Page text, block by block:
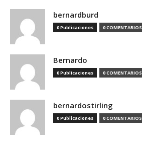
bernardburd
0 Publicaciones 0 COMENTARIOS
Bernardo
0 Publicaciones 0 COMENTARIOS
bernardostirling
0 Publicaciones 0 COMENTARIOS